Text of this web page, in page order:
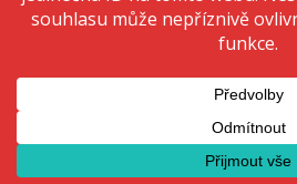
Přijmout
Odmítnout
Zobrazit
© 2020 Copyright - KRIŽAN - safetyshop
Zásady ochrany osobních údajů
Zásady